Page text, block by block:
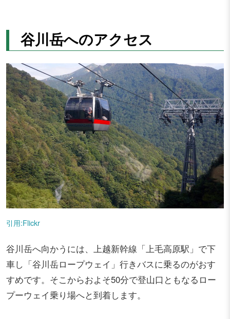
谷川岳へのアクセス
引用:Flickr
谷川岳へ向かうには、上越新幹線「上毛高原駅」で下
車し「谷川岳ロープウェイ」行きバスに乗るのがおす
すめです。そこからおよそ50分で登山口ともなるロー
プーウェイ乗り場へと到着します。